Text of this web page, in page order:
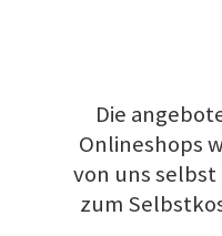
Die
Onlineshops
von uns
zum